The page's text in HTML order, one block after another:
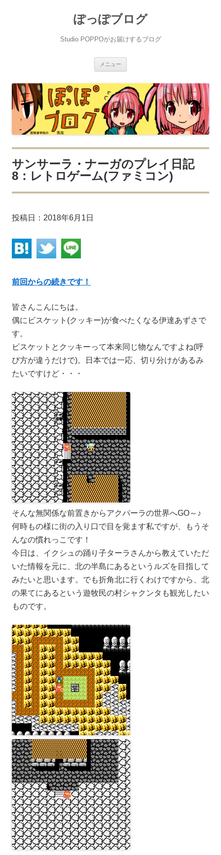
ぽっぽブログ
Studio POPPOがお届けするブログ
メニュー
ツ
へ
ス
キ
ッ
プ
サンサーラ・ナーガのプレイ日記
8：レトロゲーム(ファミコン)
投稿日： 2018年6月1日
前回からの続きです！
皆さんこんにちは。
偶にビスケット(クッキー)が食べたくなる伊達あずさで
す。
ビスケットとクッキーって本来同じ物なんですよね(呼
び方が違うだけで)。日本では一応、切り分けがあるみ
たいですけど・・・
そんな無関係な前置きからアクパーラの世界へGO～♪
何時もの様に街の入り口で目を覚ます私ですが、もうそ
んなの慣れっこです！
今日は、イクシュの踊り子ターラさんから教えていただ
いた情報を元に、北の半島にあるというルズを目指して
みたいと思います。でも折角北に行くわけですから、北
の果てにあるという遊牧民の村シャクンタも観光したい
ものです。